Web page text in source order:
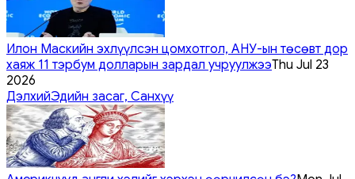
Илон Маскийн эхлүүлсэн цомхотгол, АНУ-ын төсөвт дор
хаяж 11 тэрбум долларын зардал учруулжээThu Jul 23
2026
ДэлхийЭдийн засаг, Санхүү